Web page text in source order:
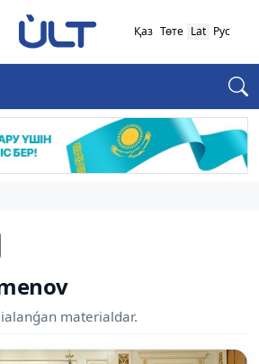
Қаз Төте Lat Рус
materialdar.